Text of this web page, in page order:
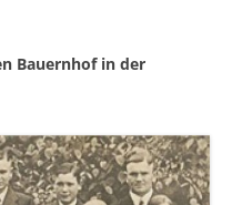
Bauernhof in der